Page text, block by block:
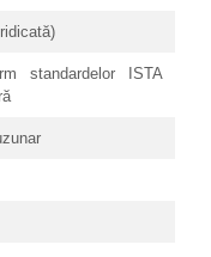
standardelor ISTA